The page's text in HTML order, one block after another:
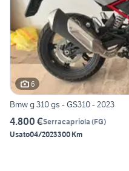
6
Bmw g 310 gs - GS310 - 2023
4.800 €Serracapriola (FG)
Usato04/2023300 Km